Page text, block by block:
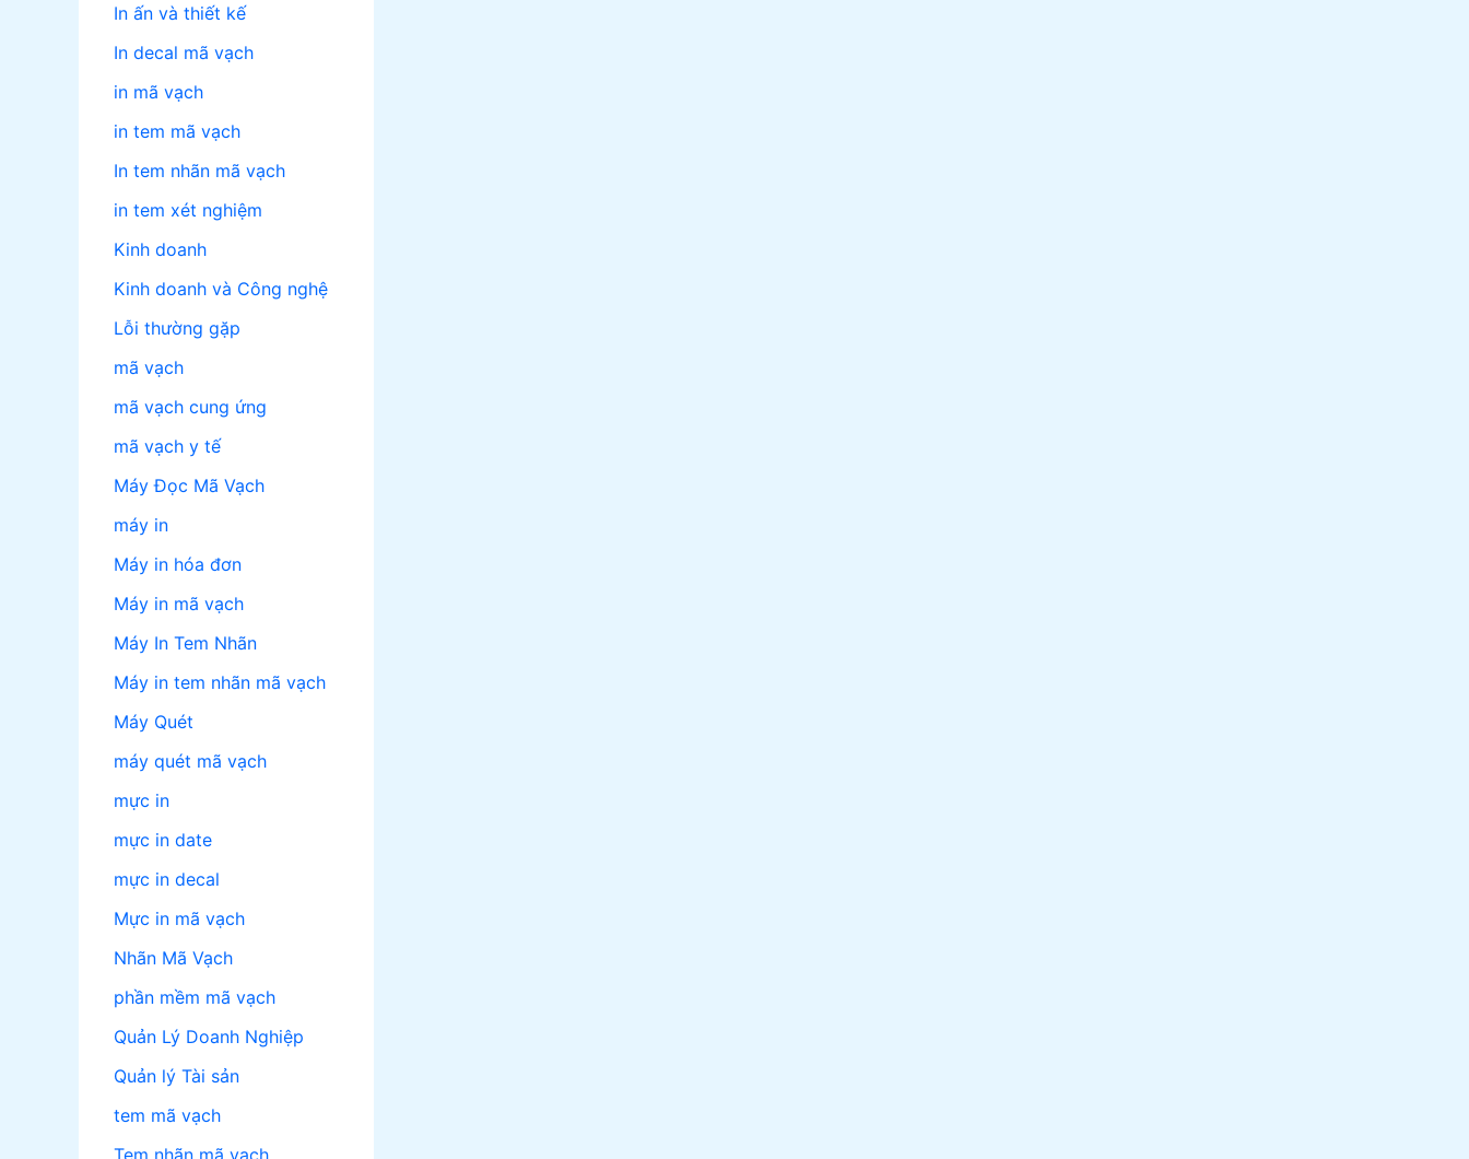
In ấn và thiết kế
In decal mã vạch
in mã vạch
in tem mã vạch
In tem nhãn mã vạch
in tem xét nghiệm
Kinh doanh
Kinh doanh và Công nghệ
Lỗi thường gặp
mã vạch
mã vạch cung ứng
mã vạch y tế
Máy Đọc Mã Vạch
máy in
Máy in hóa đơn
Máy in mã vạch
Máy In Tem Nhãn
Máy in tem nhãn mã vạch
Máy Quét
máy quét mã vạch
mực in
mực in date
mực in decal
Mực in mã vạch
Nhãn Mã Vạch
phần mềm mã vạch
Quản Lý Doanh Nghiệp
Quản lý Tài sản
tem mã vạch
Tem nhãn mã vạch